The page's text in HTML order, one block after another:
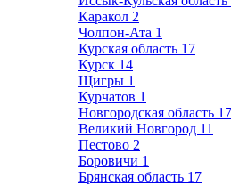
Каракол 2
Чолпон-Ата 1
Курская область 17
Курск 14
Щигры 1
Курчатов 1
Новгородская область 17
Великий Новгород 11
Пестово 2
Боровичи 1
Брянская область 17